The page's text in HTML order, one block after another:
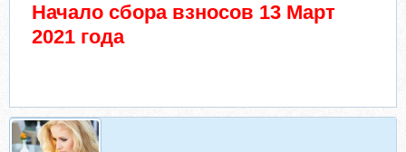
Начало сбора взносов 13 Март
2021 года